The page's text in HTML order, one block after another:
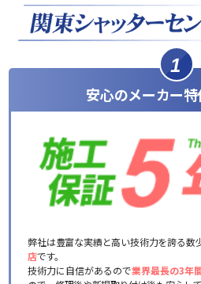
1
安心のメーカー
弊社は豊富な実績と高い技術力を誇る数
店です。
技術力に自信があるので業界最長の3年